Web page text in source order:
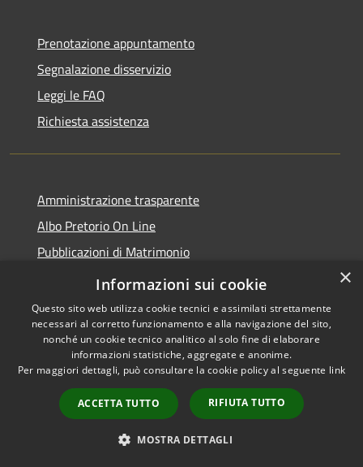
Prenotazione appuntamento
Segnalazione disservizio
Leggi le FAQ
Richiesta assistenza
Amministrazione trasparente
Albo Pretorio On Line
Pubblicazioni di Matrimonio
Piattaforma whistleblowing
Dichiarazione di accessibilità
Informativa privacy
Informativa generale sul trattamento dei dati personali
Decreto di nomina DPO
Responsabile della protezione dei dati
×
Informazioni sui cookie
Questo sito web utilizza cookie tecnici e assimilati strettamente
necessari al corretto funzionamento e alla navigazione del sito,
nonché un cookie tecnico analitico al solo fine di elaborare
informazioni statistiche, aggregate e anonime.
Per maggiori dettagli, può consultare la cookie policy al seguente link
ACCETTA TUTTO RIFIUTA TUTTO
MOSTRA DETTAGLI